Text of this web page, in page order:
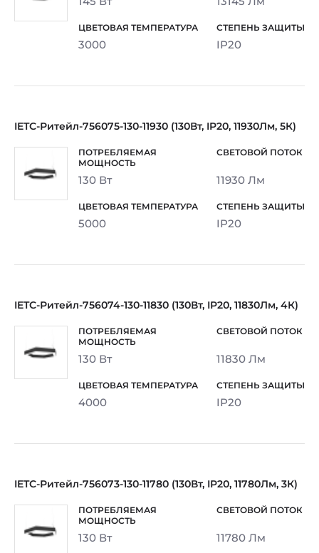
3000 IP20
IETC-Ритейл-756075-130-11930 (130Вт, IP20, 11930Лм, 5К)
130 Вт 11930 Лм
5000 IP20
IETC-Ритейл-756074-130-11830 (130Вт, IP20, 11830Лм, 4К)
130 Вт 11830 Лм
4000 IP20
IETC-Ритейл-756073-130-11780 (130Вт, IP20, 11780Лм, 3К)
130 Вт 11780 Лм